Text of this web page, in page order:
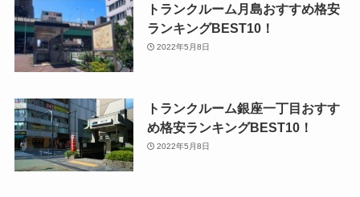
トランクルーム月島おすすめ格安
ランキングBEST10！
2022年5月8日
トランクルーム銀座一丁目おすす
め格安ランキングBEST10！
2022年5月8日